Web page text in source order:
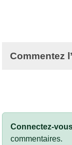
Commentez
Connectez-
commentaires.